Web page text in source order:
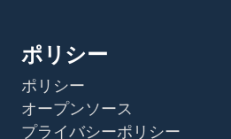
ポリシー
ポリシー
オープンソース
プライバシーポリシー